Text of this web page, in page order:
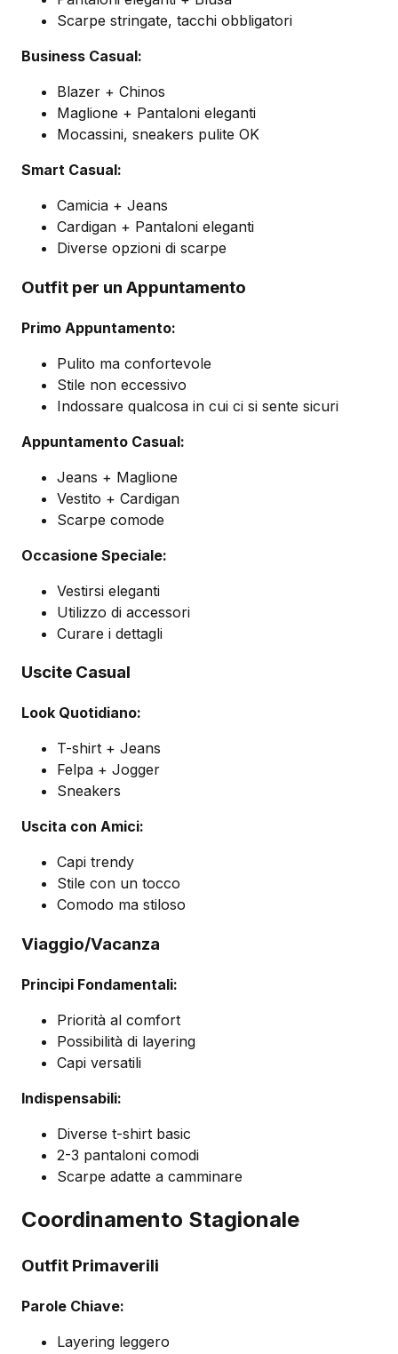
Scarpe stringate, tacchi obbligatori
Business Casual:
Blazer + Chinos
Maglione + Pantaloni eleganti
Mocassini, sneakers pulite OK
Smart Casual:
Camicia + Jeans
Cardigan + Pantaloni eleganti
Diverse opzioni di scarpe
Outfit per un Appuntamento
Primo Appuntamento:
Pulito ma confortevole
Stile non eccessivo
Indossare qualcosa in cui ci si sente sicuri
Appuntamento Casual:
Jeans + Maglione
Vestito + Cardigan
Scarpe comode
Occasione Speciale:
Vestirsi eleganti
Utilizzo di accessori
Curare i dettagli
Uscite Casual
Look Quotidiano:
T-shirt + Jeans
Felpa + Jogger
Sneakers
Uscita con Amici:
Capi trendy
Stile con un tocco
Comodo ma stiloso
Viaggio/Vacanza
Principi Fondamentali:
Priorità al comfort
Possibilità di layering
Capi versatili
Indispensabili:
Diverse t-shirt basic
2-3 pantaloni comodi
Scarpe adatte a camminare
Coordinamento Stagionale
Outfit Primaverili
Parole Chiave:
Layering leggero